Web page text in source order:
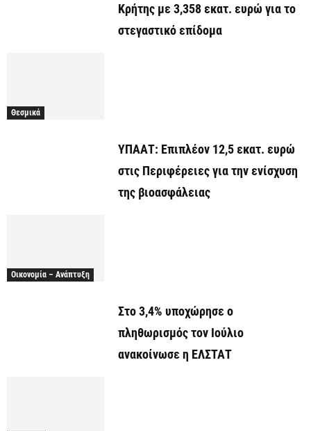
Κρήτης με 3,358 εκατ. ευρώ για το
στεγαστικό επίδομα
Θεσμικά
ΥΠΑΑΤ: Επιπλέον 12,5 εκατ. ευρώ
στις Περιφέρειες για την ενίσχυση
της βιοασφάλειας
Οικονομία – Ανάπτυξη
Στο 3,4% υποχώρησε ο
πληθωρισμός τον Ιούλιο
ανακοίνωσε η ΕΛΣΤΑΤ